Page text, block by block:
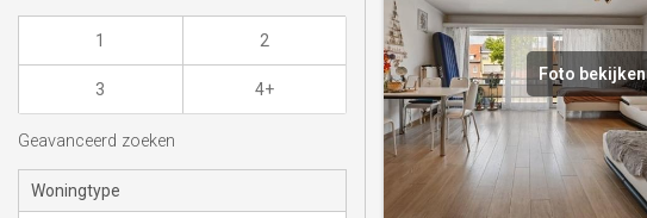
Foto bekijken
1 2
3 4+
Geavanceerd zoeken
Woningtype